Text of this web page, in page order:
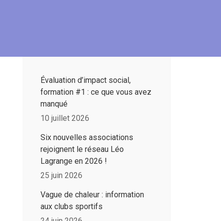
Évaluation d’impact social,
formation #1 : ce que vous avez
manqué
10 juillet 2026
Six nouvelles associations
rejoignent le réseau Léo
Lagrange en 2026 !
25 juin 2026
Vague de chaleur : information
aux clubs sportifs